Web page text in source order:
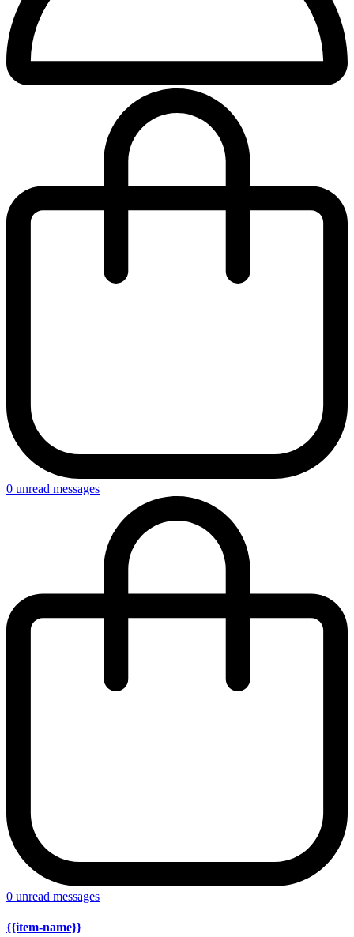
0 unread messages
0 unread messages
{{item-name}}